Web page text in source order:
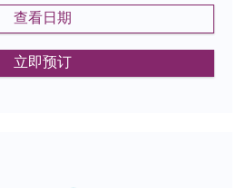
查看日期
立即预订